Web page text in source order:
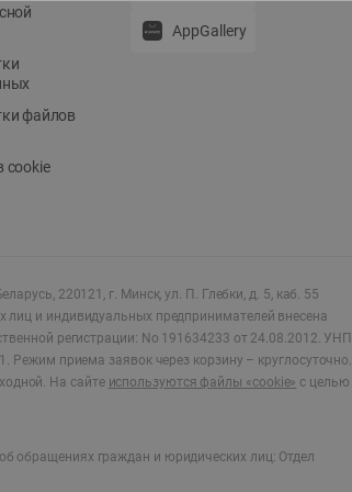
файлов
cookie
AppGallery
220121, г. Минск, ул. П. Глебки, д. 5, каб. 55
и индивидуальных предпринимателей внесена
регистрации: No 191634233 от 24.08.2012. УНП
приема заявок через корзину – круглосуточно.
. На сайте используются файлы «cookie» с целью
обращениях граждан и юридических лиц: Отдел